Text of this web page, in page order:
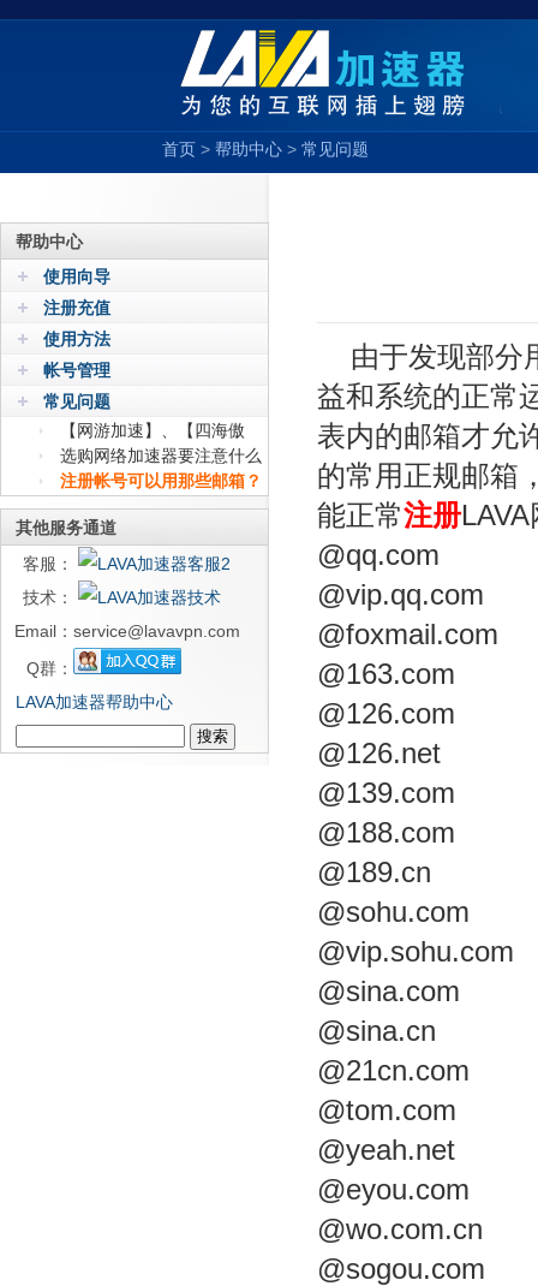
首页 > 帮助中心 > 常见问题
帮助中心
使用向导
注册充值
使用方法
帐号管理
常见问题
【网游加速】、【四海傲
游】、【限流量版】有什么区别？
选购网络加速器要注意什么
注册帐号可以用那些邮箱？
其他服务通道
客服：
技术：
Email： service@lavavpn.com
Q群：
LAVA加速器帮助中心
由于发现部分
益和系统的正常
表内的邮箱才允
的常用正规邮箱
能正常注册
@qq.com
@vip.qq.com
@foxmail.com
@163.com
@126.com
@126.net
@139.com
@188.com
@189.cn
@sohu.com
@vip.sohu.com
@sina.com
@sina.cn
@21cn.com
@tom.com
@yeah.net
@eyou.com
@wo.com.cn
@sogou.com